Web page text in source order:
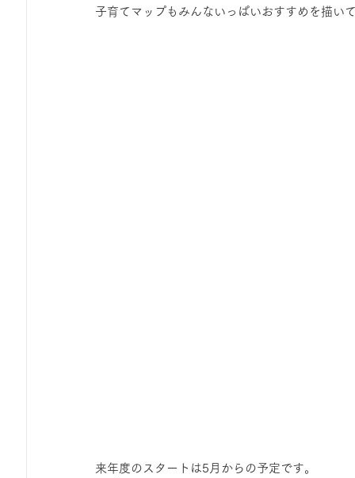
子育てマップもみんないっぱいおすすめを描い
来年度のスタートは5月からの予定です。